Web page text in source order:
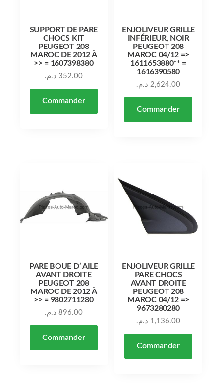
SUPPORT DE PARE
CHOCS KIT
PEUGEOT 208
MAROC DE 2012 À
>> = 1607398380
352.00 د.م.
Commander
ENJOLIVEUR GRILLE
INFÉRIEUR, NOIR
PEUGEOT 208
MAROC 04/12 =>
1611653880** =
1616390580
2,624.00 د.م.
Commander
PARE BOUE D’ AILE
AVANT DROITE
PEUGEOT 208
MAROC DE 2012 À
>> = 9802711280
896.00 د.م.
Commander
ENJOLIVEUR GRILLE
PARE CHOCS
AVANT DROITE
PEUGEOT 208
MAROC 04/12 =>
9673280280
1,136.00 د.م.
Commander